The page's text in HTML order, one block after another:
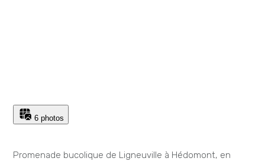
6 photos
Promenade bucolique de Ligneuville à Hédomont, en